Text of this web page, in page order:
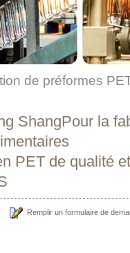
de préformes
ShangPour la
PET de qualité
Remplir un formulaire de